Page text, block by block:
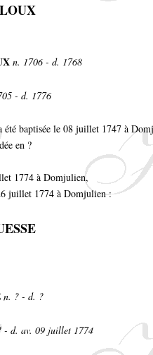
n. 1706 - d. 1768
- d. 1776
été baptisée le 08 juillet 1747 à
en ?
1774 à Domjulien,
juillet 1774 à Domjulien :
n. ? - d. ?
- d. av. 09 juillet 1774